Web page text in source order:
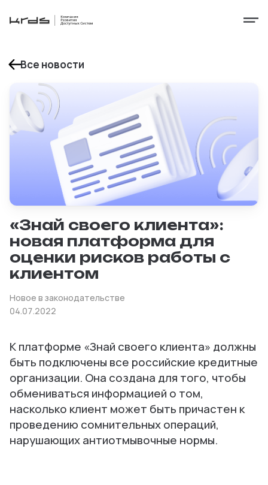
Все новости
«Знай своего клиента»:
новая платформа для
оценки рисков работы с
клиентом
Новое в законодательстве
04.07.2022
К платформе «Знай своего клиента» должны
быть подключены все российские кредитные
организации. Она создана для того, чтобы
обмениваться информацией о том,
насколько клиент может быть причастен к
проведению сомнительных операций,
нарушающих антиотмывочные нормы.